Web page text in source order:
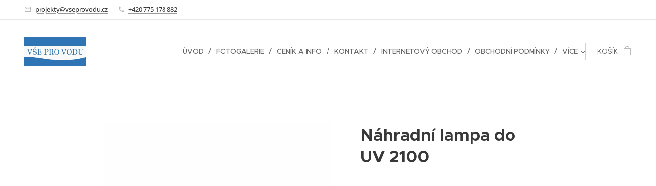
projekty@vseprovodu.cz +420 775 178 882
ÚVOD FOTOGALERIE CENÍK A INFO KONTAKT INTERNETOVÝ OBCHOD OBCHODNÍ PODMÍNKY VÍCE KOŠÍK
Náhradní lampa do
UV 2100